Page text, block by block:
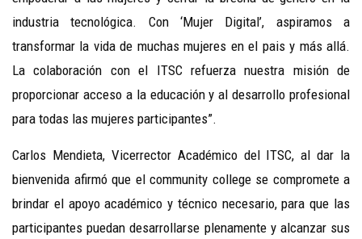
industria tecnológica. Con ‘Mujer Digital’, aspiramos a
transformar la vida de muchas mujeres en el pais y más allá.
La colaboración con el ITSC refuerza nuestra misión de
proporcionar acceso a la educación y al desarrollo profesional
para todas las mujeres participantes”.
Carlos Mendieta, Vicerrector Académico del ITSC, al dar la
bienvenida afirmó que el community college se compromete a
brindar el apoyo académico y técnico necesario, para que las
participantes puedan desarrollarse plenamente y alcanzar sus